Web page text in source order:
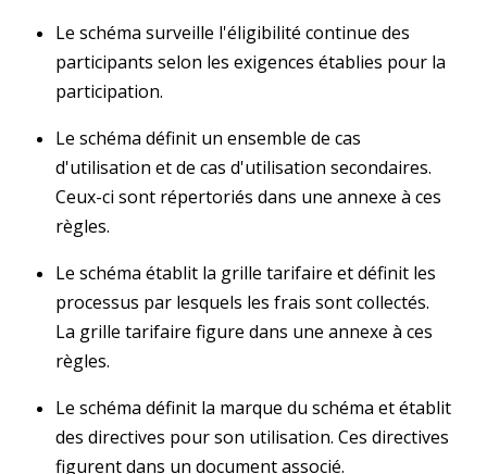
Le schéma surveille l'éligibilité continue des
participants selon les exigences établies pour la
participation.
Le schéma définit un ensemble de cas
d'utilisation et de cas d'utilisation secondaires.
Ceux-ci sont répertoriés dans une annexe à ces
règles.
Le schéma établit la grille tarifaire et définit les
processus par lesquels les frais sont collectés.
La grille tarifaire figure dans une annexe à ces
règles.
Le schéma définit la marque du schéma et établit
des directives pour son utilisation. Ces directives
figurent dans un document associé.